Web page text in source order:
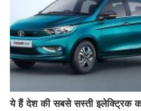
ये हैं देश की सबसे सस्ती इलेक्ट्रिक